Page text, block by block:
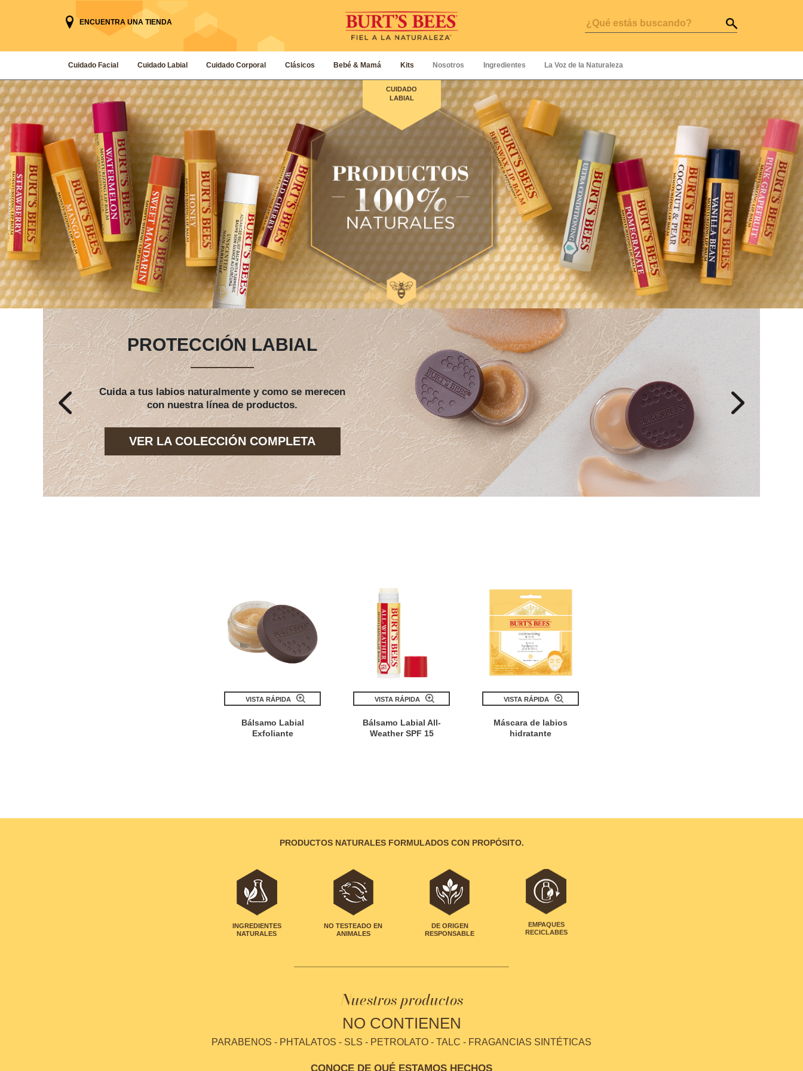
ENCUENTRA UNA TIENDA
Cuidado Facial Cuidado Labial Cuidado Corporal Clásicos Bebé & Mamá Kits Nosotros Ingredientes La Voz de la Naturaleza
CUIDADO
LABIAL
PROTECCIÓN LABIAL
Cuida a tus labios naturalmente y como se merecen
con nuestra línea de productos.
VER LA COLECCIÓN COMPLETA
VISTA RÁPIDA
Bálsamo Labial
Exfoliante
VISTA RÁPIDA
Bálsamo Labial All-
Weather SPF 15
VISTA RÁPIDA
Máscara de labios
hidratante
PRODUCTOS NATURALES FORMULADOS CON PROPÓSITO.
INGREDIENTES
NATURALES
NO TESTEADO EN
ANIMALES
DE ORIGEN
RESPONSABLE
EMPAQUES
RECICLABES
Nuestros productos
NO CONTIENEN
PARABENOS - PHTALATOS - SLS - PETROLATO - TALC - FRAGANCIAS SINTÉTICAS
CONOCE DE QUÉ ESTAMOS HECHOS